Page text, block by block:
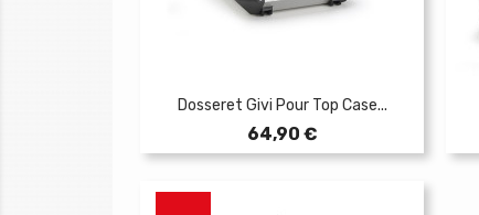
Dosseret Givi Pour Top Case...
Prix
64,90 €